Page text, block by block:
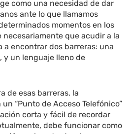
como una necesidad de dar
ante lo que llamamos
momentos en los
que acudir a la
a encontrar dos barreras: una
y un lenguaje lleno de
de esas barreras, la
“Punto de Acceso Telefónico”
corta y fácil de recordar
debe funcionar como